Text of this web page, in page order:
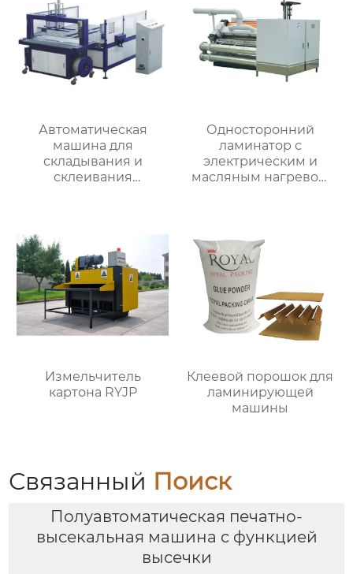
Автоматическая
машина для
складывания и
склеивания
Односторонний
ламинатор с
электрическим и
масляным нагревом
Измельчитель
картона RYJP
Клеевой порошок для
ламинирующей
машины
Связанный Поиск
Полуавтоматическая печатно-
высекальная машина с функцией
высечки